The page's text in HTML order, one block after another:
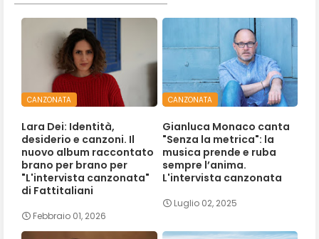
CANZONATA
Lara Dei: Identità,
desiderio e canzoni. Il
nuovo album raccontato
brano per brano per
"L'intervista canzonata"
di Fattitaliani
Febbraio 01, 2026
CANZONATA
Gianluca Monaco canta
"Senza la metrica": la
musica prende e ruba
sempre l’anima.
L'intervista canzonata
Luglio 02, 2025